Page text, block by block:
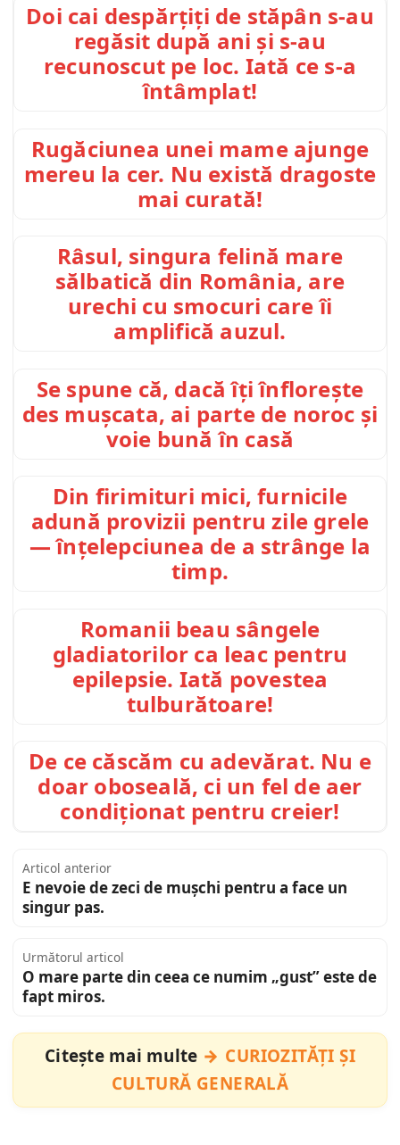
Doi cai despărțiți de stăpân s-au
regăsit după ani și s-au
recunoscut pe loc. Iată ce s-a
întâmplat!
Rugăciunea unei mame ajunge
mereu la cer. Nu există dragoste
mai curată!
Râsul, singura felină mare
sălbatică din România, are
urechi cu smocuri care îi
amplifică auzul.
Se spune că, dacă îți înflorește
des mușcata, ai parte de noroc și
voie bună în casă
Din firimituri mici, furnicile
adună provizii pentru zile grele
— înțelepciunea de a strânge la
timp.
Romanii beau sângele
gladiatorilor ca leac pentru
epilepsie. Iată povestea
tulburătoare!
De ce căscăm cu adevărat. Nu e
doar oboseală, ci un fel de aer
condiționat pentru creier!
Articol anterior
E nevoie de zeci de mușchi pentru a face un
singur pas.
Următorul articol
O mare parte din ceea ce numim „gust” este de
fapt miros.
Citește mai multe
CURIOZITĂȚI ȘI
CULTURĂ GENERALĂ